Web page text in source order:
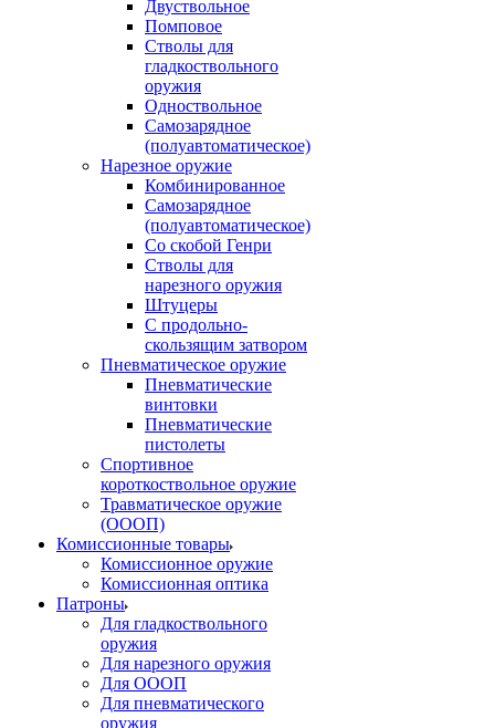
Двуствольное
Помповое
Стволы для
гладкоствольного
оружия
Одноствольное
Самозарядное
(полуавтоматическое)
Нарезное оружие
Комбинированное
Самозарядное
(полуавтоматическое)
Со скобой Генри
Стволы для
нарезного оружия
Штуцеры
С продольно-
скользящим затвором
Пневматическое оружие
Пневматические
винтовки
Пневматические
пистолеты
Спортивное
короткоствольное оружие
Травматическое оружие
(ОООП)
Комиссионные товары
Комиссионное оружие
Комиссионная оптика
Патроны
Для гладкоствольного
оружия
Для нарезного оружия
Для ОООП
Для пневматического
оружия